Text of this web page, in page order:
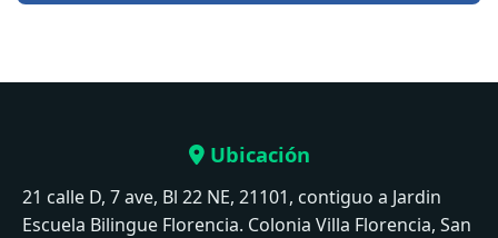
Ubicación
21 calle D, 7 ave, Bl 22 NE, 21101, contiguo a Jardin
Escuela Bilingue Florencia. Colonia Villa Florencia, San